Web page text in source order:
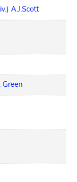
A.J.Scott
Green